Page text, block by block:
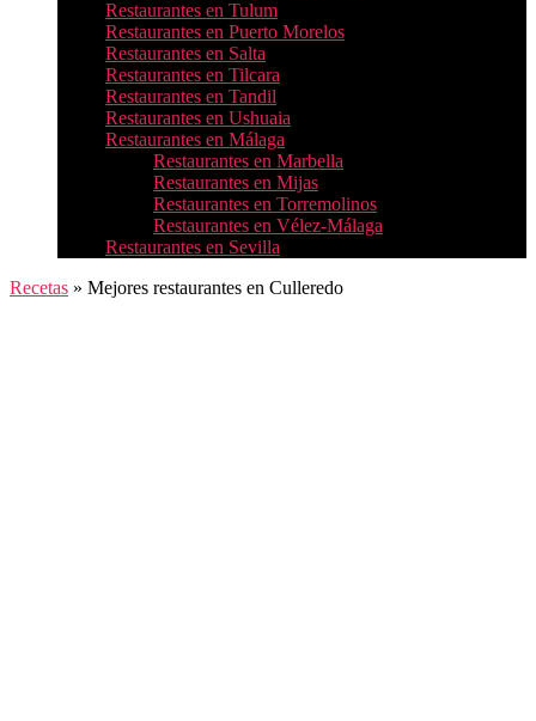
Restaurantes en Tulum
Restaurantes en Puerto Morelos
Restaurantes en Salta
Restaurantes en Tilcara
Restaurantes en Tandil
Restaurantes en Ushuaia
Restaurantes en Málaga
Restaurantes en Marbella
Restaurantes en Mijas
Restaurantes en Torremolinos
Restaurantes en Vélez-Málaga
Restaurantes en Sevilla
Recetas » Mejores restaurantes en Culleredo